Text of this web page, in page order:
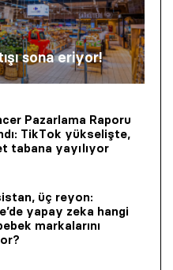
sona eriyor!
Pazarlama Raporu
TikTok yükselişte,
tabana yayılıyor
üç reyon:
yapay zeka hangi
markalarını